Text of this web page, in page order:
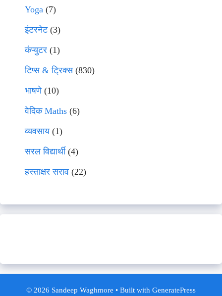
Yoga (7)
इंटरनेट(3)
कंप्युटर (1)
टिप्स & ट्रिक्स(830)
भाषणे(10)
वेदिक Maths (6)
व्यवसाय(1)
सरल विद्यार्थी(4)
हस्ताक्षर सराव (22)
© 2026 Sandeep Waghmore • Built with GeneratePress